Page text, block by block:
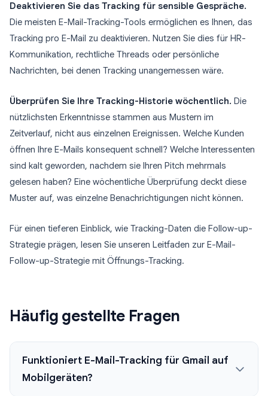
Deaktivieren Sie das Tracking für sensible Gespräche.
Die meisten E-Mail-Tracking-Tools ermöglichen es Ihnen, das
Tracking pro E-Mail zu deaktivieren. Nutzen Sie dies für HR-
Kommunikation, rechtliche Threads oder persönliche
Nachrichten, bei denen Tracking unangemessen wäre.
Überprüfen Sie Ihre Tracking-Historie wöchentlich. Die
nützlichsten Erkenntnisse stammen aus Mustern im
Zeitverlauf, nicht aus einzelnen Ereignissen. Welche Kunden
öffnen Ihre E-Mails konsequent schnell? Welche Interessenten
sind kalt geworden, nachdem sie Ihren Pitch mehrmals
gelesen haben? Eine wöchentliche Überprüfung deckt diese
Muster auf, was einzelne Benachrichtigungen nicht können.
Für einen tieferen Einblick, wie Tracking-Daten die Follow-up-
Strategie prägen, lesen Sie unseren Leitfaden zur E-Mail-
Follow-up-Strategie mit Öffnungs-Tracking.
Häufig gestellte Fragen
Funktioniert E-Mail-Tracking für Gmail auf
Mobilgeräten?